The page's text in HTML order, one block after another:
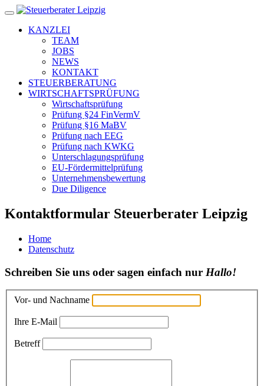
KANZLEI
TEAM
JOBS
NEWS
KONTAKT
STEUERBERATUNG
WIRTSCHAFTSPRÜFUNG
Wirtschaftsprüfung
Prüfung §24 FinVermV
Prüfung §16 MaBV
Prüfung nach EEG
Prüfung nach KWKG
Unterschlagungsprüfung
EU-Fördermittelprüfung
Unternehmensbewertung
Due Diligence
Kontaktformular Steuerberater Leipzig
Home
Datenschutz
Schreiben Sie uns oder sagen einfach nur Hallo!
Vor- und Nachname
Ihre E-Mail
Betreff